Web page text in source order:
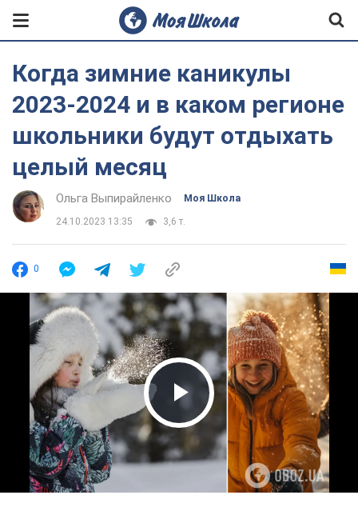
Когда зимние каникулы
2023-2024 и в каком регионе
школьники будут отдыхать
целый месяц
Ольга Выпирайленко Моя Школа
24.10.2023 13:35 3,6 т.
0
Play Video